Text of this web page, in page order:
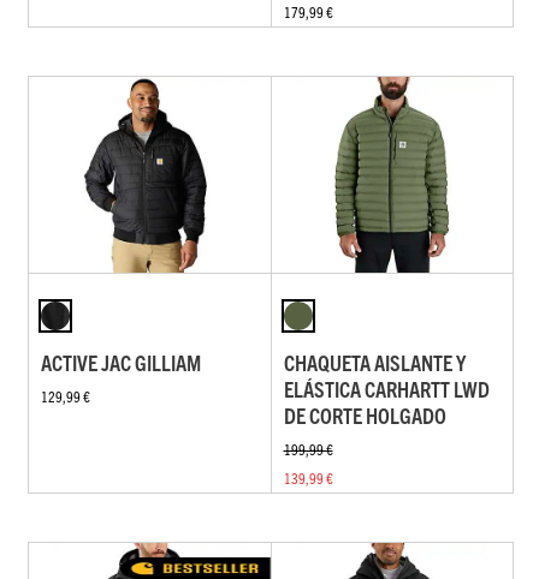
179,99 €
ACTIVE JAC GILLIAM
129,99 €
CHAQUETA AISLANTE Y
ELÁSTICA CARHARTT LWD
DE CORTE HOLGADO
199,99 €
139,99 €